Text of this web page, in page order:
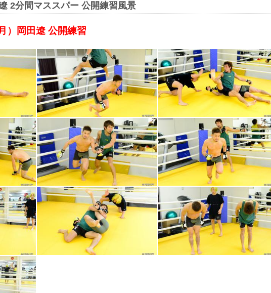
2分間マススパー 公開練習風景
）岡田遼 公開練習